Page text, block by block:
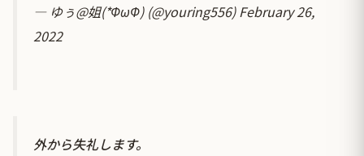
— ゆぅ@姐(*ΦωΦ) (@youring556)February 26,
2022
外から失礼します。